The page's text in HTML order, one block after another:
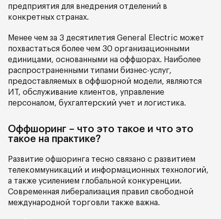
предприятия для внедрения отделений в
конкретных странах.
Менее чем за 3 десятилетия General Electric может
похвастаться более чем 30 организационными
единицами, основанными на оффшорах. Наиболее
распространенными типами бизнес-услуг,
предоставляемых в оффшорной модели, являются
ИТ, обслуживание клиентов, управление
персоналом, бухгалтерский учет и логистика.
Оффшоринг – что это такое и что это
такое на практике?
Развитие офшоринга тесно связано с развитием
телекоммуникаций и информационных технологий,
а также усилением глобальной конкуренции.
Современная либерализация правил свободной
международной торговли также важна.